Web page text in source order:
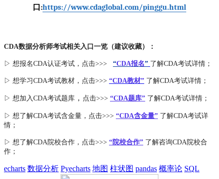
口:https://www.cdaglobal.com/pinggu.html
CDA数据分析师考试相关入口一览（建议收藏）：
▷ 想报名CDA认证考试，点击>>> “CDA报名” 了解CDA考试详情；
▷ 想学习CDA考试教材，点击>>> “CDA教材” 了解CDA考试详情；
▷ 想加入CDA考试题库 ， 点击>>> “CDA题库” 了解CDA考试详情；
▷ 想了解CDA考试含金量 ，点击>>> “CDA含金量” 了解CDA考试详
情；
▷ 想了解CDA院校合作 ，点击>>> “院校合作” 了解咨询CDA院校合
作；
echarts 数据分析 Pyecharts 地图 柱状图 pandas 概率论 SQL